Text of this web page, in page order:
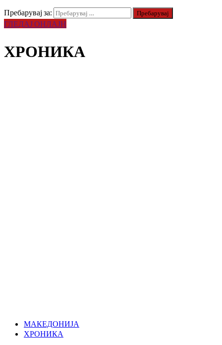
Пребарувај за:
ГЛЕДАЈ ОНЛАЈН
ХРОНИКА
МАКЕДОНИЈА
ХРОНИКА